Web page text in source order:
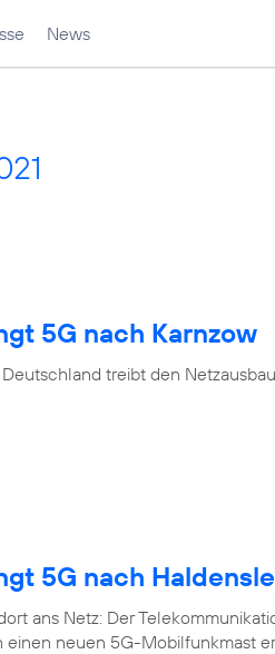
News
5G nach Karnzow
treibt den
5G nach
ans Netz: Der
neuen 5G-Mobilfunkmast